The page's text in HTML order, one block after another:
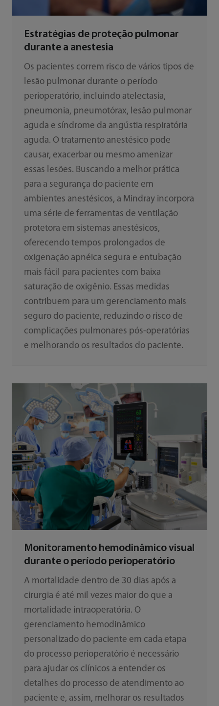
Estratégias de proteção pulmonar
durante a anestesia
Os pacientes correm risco de vários tipos de
lesão pulmonar durante o período
perioperatório, incluindo atelectasia,
pneumonia, pneumotórax, lesão pulmonar
aguda e síndrome da angústia respiratória
aguda. O tratamento anestésico pode
causar, exacerbar ou mesmo amenizar
essas lesões. Buscando a melhor prática
para a segurança do paciente em
ambientes anestésicos, a Mindray incorpora
uma série de ferramentas de ventilação
protetora em sistemas anestésicos,
oferecendo tempos prolongados de
oxigenação apnéica segura e entubação
mais fácil para pacientes com baixa
saturação de oxigênio. Essas medidas
contribuem para um gerenciamento mais
seguro do paciente, reduzindo o risco de
complicações pulmonares pós-operatórias
e melhorando os resultados do paciente.
Monitoramento hemodinâmico visual
durante o período perioperatório
A mortalidade dentro de 30 dias após a
cirurgia é até mil vezes maior do que a
mortalidade intraoperatória. O
gerenciamento hemodinâmico
personalizado do paciente em cada etapa
do processo perioperatório é necessário
para ajudar os clínicos a entender os
detalhes do processo de atendimento ao
paciente e, assim, melhorar os resultados